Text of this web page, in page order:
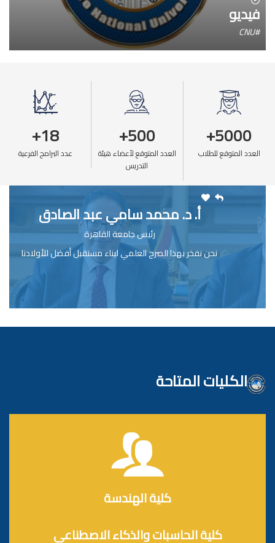
فيديو
#CNU
18+
عدد البرامج الفرعية
500+
العدد المتوقع لأعضاء هيئة
التدريس
5000+
العدد المتوقع للطلاب
أ. د. محمد سامي عبد الصادق
رئيس جامعة القاهرة
نحن نفخر بهذا الصرح العلمي لبناء مستقبل أفضل للأولادنا
الكليات المتاحة
كلية الهندسة
كلية الحاسبات والذكاء الاصطناعي